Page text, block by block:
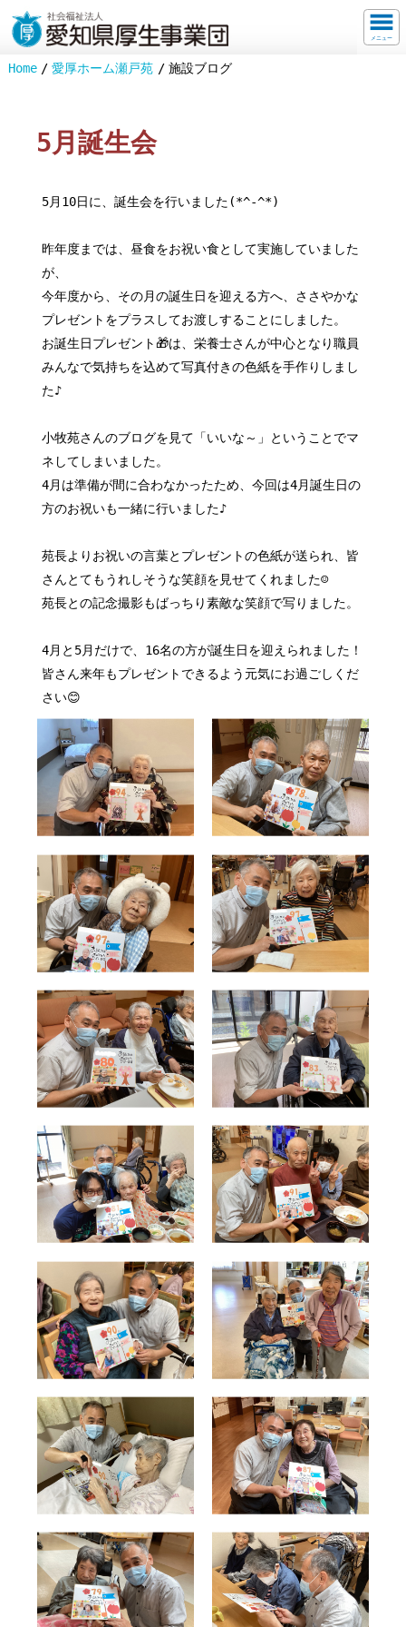
メニュー
Home 愛厚ホーム瀬戸苑 施設ブログ
5月誕生会
5月10日に、誕生会を行いました(*^-^*)
昨年度までは、昼食をお祝い食として実施していました
が、
今年度から、その月の誕生日を迎える方へ、ささやかな
プレゼントをプラスしてお渡しすることにしました。
お誕生日プレゼント🎁は、栄養士さんが中心となり職員
みんなで気持ちを込めて写真付きの色紙を手作りしまし
た♪
小牧苑さんのブログを見て「いいな～」ということでマ
ネしてしまいました。
4月は準備が間に合わなかったため、今回は4月誕生日の
方のお祝いも一緒に行いました♪
苑長よりお祝いの言葉とプレゼントの色紙が送られ、皆
さんとてもうれしそうな笑顔を見せてくれました☺
苑長との記念撮影もばっちり素敵な笑顔で写りました。
4月と5月だけで、16名の方が誕生日を迎えられました！
皆さん来年もプレゼントできるよう元気にお過ごしくだ
さい😊